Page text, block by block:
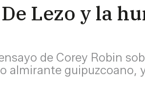
Lezo y la
de Corey Robin
almirante guipuzcoano,